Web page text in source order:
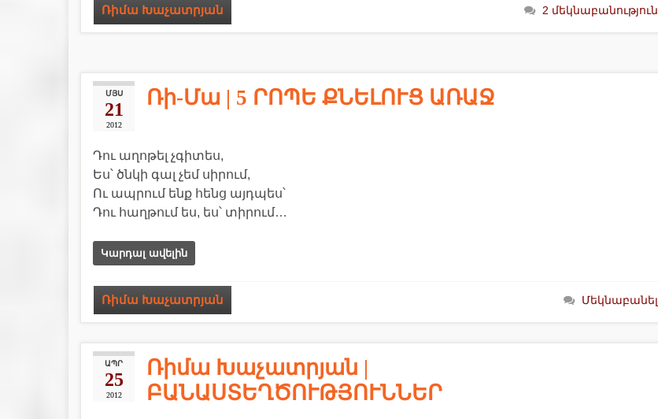
Ռիմա Խաչատրյան 2 մեկնաբանություն
ՄՅՍ
21
2012
Ռի-Մա | 5 ՐՈՊԵ ՔՆԵԼՈՒՑ ԱՌԱՋ
Դու աղոթել չգիտես,
Ես՝ ծնկի գալ չեմ սիրում,
Ու ապրում ենք հենց այդպես՝
Դու հաղթում ես, ես՝ տիրում…
Կարդալ ավելին
Ռիմա Խաչատրյան Մեկնաբանել
ԱՊՐ
25
2012
Ռիմա Խաչատրյան |
ԲԱՆԱՍՏԵՂԾՈՒԹՅՈՒՆՆԵՐ